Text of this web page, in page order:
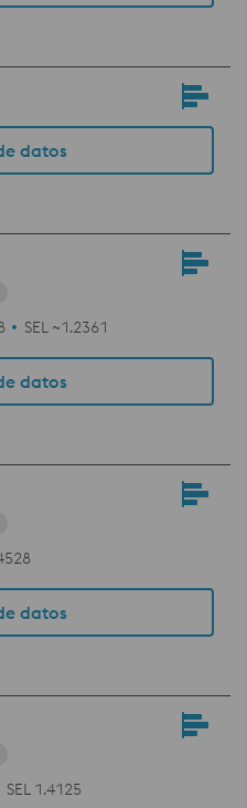
datos
SEL ~1.2361
datos
datos
SEL 1.4125